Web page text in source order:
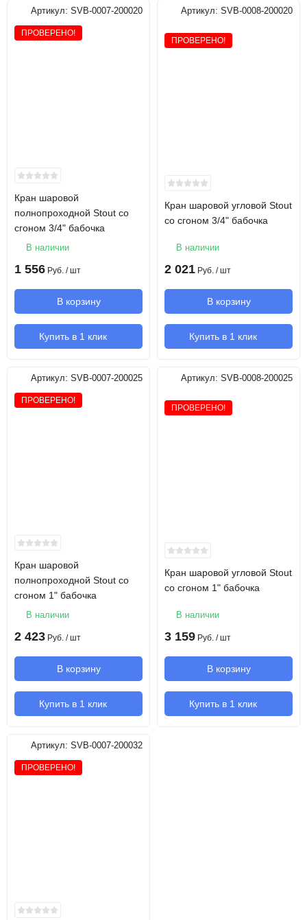
Артикул: SVB-0007-200020
ПРОВЕРЕНО!
Кран шаровой
полнопроходной Stout со
сгоном 3/4" бабочка
В наличии
1 556 Руб. / шт
В корзину
Купить в 1 клик
Артикул: SVB-0008-200020
ПРОВЕРЕНО!
Кран шаровой угловой Stout
со сгоном 3/4" бабочка
В наличии
2 021 Руб. / шт
В корзину
Купить в 1 клик
Артикул: SVB-0007-200025
ПРОВЕРЕНО!
Кран шаровой
полнопроходной Stout со
сгоном 1" бабочка
В наличии
2 423 Руб. / шт
В корзину
Купить в 1 клик
Артикул: SVB-0008-200025
ПРОВЕРЕНО!
Кран шаровой угловой Stout
со сгоном 1" бабочка
В наличии
3 159 Руб. / шт
В корзину
Купить в 1 клик
Артикул: SVB-0007-200032
ПРОВЕРЕНО!